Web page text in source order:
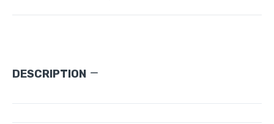
DESCRIPTION